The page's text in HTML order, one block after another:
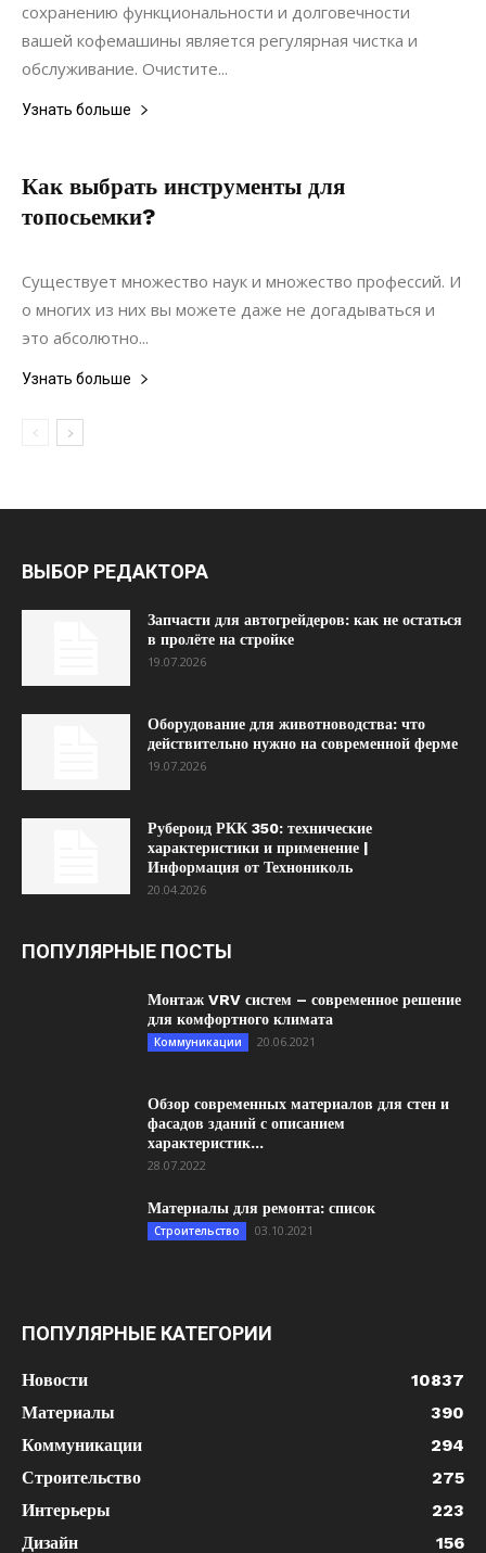
сохранению функциональности и долговечности
вашей кофемашины является регулярная чистка и
обслуживание. Очистите...
Узнать больше
Как выбрать инструменты для
топосьемки?
28.10.2020
Существует множество наук и множество профессий. И
о многих из них вы можете даже не догадываться и
это абсолютно...
Узнать больше
ВЫБОР РЕДАКТОРА
Запчасти для автогрейдеров: как не остаться
в пролёте на стройке
19.07.2026
Оборудование для животноводства: что
действительно нужно на современной ферме
19.07.2026
Рубероид РКК 350: технические
характеристики и применение |
Информация от Технониколь
20.04.2026
ПОПУЛЯРНЫЕ ПОСТЫ
Монтаж VRV систем – современное решение
для комфортного климата
Коммуникации 20.06.2021
Обзор современных материалов для стен и
фасадов зданий с описанием
характеристик...
28.07.2022
Материалы для ремонта: список
Строительство 03.10.2021
ПОПУЛЯРНЫЕ КАТЕГОРИИ
Новости
10837
Материалы
390
Коммуникации
294
Строительство
275
Интерьеры
223
Дизайн
156